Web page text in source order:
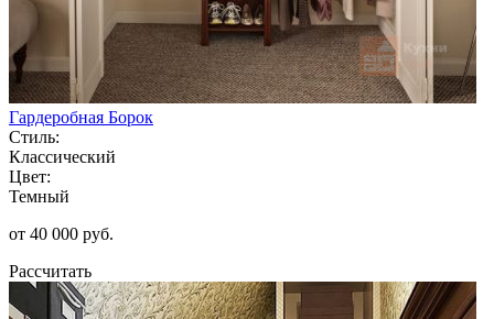
Гардеробная Борок
Стиль:
Классический
Цвет:
Темный
от 40 000 руб.
Рассчитать